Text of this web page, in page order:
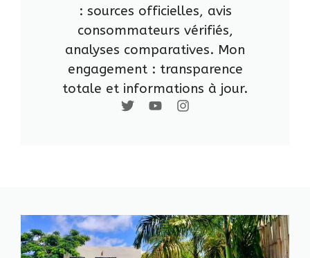
: sources officielles, avis
consommateurs vérifiés,
analyses comparatives. Mon
engagement : transparence
totale et informations à jour.